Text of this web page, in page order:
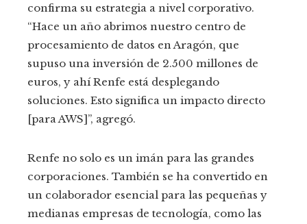
confirma su estrategia a nivel corporativo.
“Hace un año abrimos nuestro centro de
procesamiento de datos en Aragón, que
supuso una inversión de 2.500 millones de
euros, y ahí Renfe está desplegando
soluciones. Esto significa un impacto directo
[para AWS]”, agregó.
Renfe no solo es un imán para las grandes
corporaciones. También se ha convertido en
un colaborador esencial para las pequeñas y
medianas empresas de tecnología, como las